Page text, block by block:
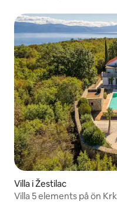
Villa i Žestilac
Villa 5 elements på ön Krk